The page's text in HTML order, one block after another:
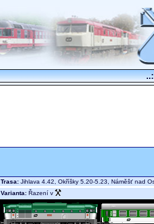
Trasa: Jihlava 4.42, Okříšky 5.20-5.23, Náměšť nad
Varianta: Řazení v